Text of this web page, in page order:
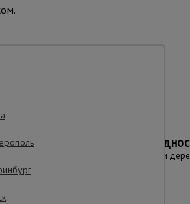
При необходимости